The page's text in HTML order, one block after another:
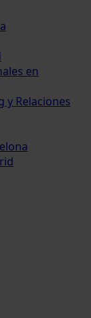
en
y Relaciones